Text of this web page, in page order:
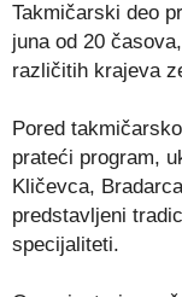
Takmičarski deo
juna od 20
različitih krajeva
Pored
prateći program,
Kličevca,
predstavljeni
specijaliteti.